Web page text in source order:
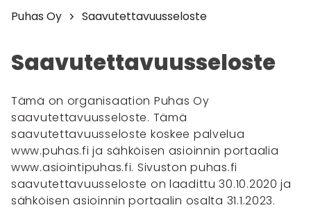
Puhas Oy Saavutettavuusseloste
Saavutettavuusseloste
Tämä on organisaation Puhas Oy
saavutettavuusseloste. Tämä
saavutettavuusseloste koskee palvelua
www.puhas.fi ja sähköisen asioinnin portaalia
www.asiointipuhas.fi. Sivuston puhas.fi
saavutettavuusseloste on laadittu 30.10.2020 ja
sähköisen asioinnin portaalin osalta 31.1.2023.